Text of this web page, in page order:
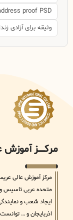
proof PSD
وثیقه برای آزادی
مرکــــــز آموزش
متحده عربی تاسیس و
ایجاد شعب و
اذربایجان و …